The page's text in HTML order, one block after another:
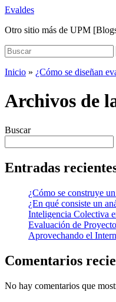
Saltar
contenido
Evaldes
Otro sitio más de UPM
Buscar:
Inicio » ¿Cómo se diseñan
Archivos de
Buscar
Entradas
¿Cómo se construye
¿En qué consiste un
Inteligencia Colectiva
Evaluación de
Aprovechando el
Comentarios
No hay comentarios que